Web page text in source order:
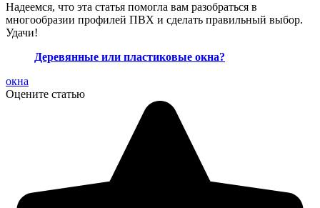
Надеемся, что эта статья помогла вам разобраться в
многообразии профилей ПВХ и сделать правильный выбор.
Удачи!
Деревянные или пластиковые окна?
окна
Оцените статью